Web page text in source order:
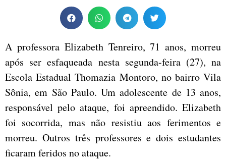
A professora Elizabeth Tenreiro, 71 anos, morreu
após ser esfaqueada nesta segunda-feira (27), na
Escola Estadual Thomazia Montoro, no bairro Vila
Sônia, em São Paulo. Um adolescente de 13 anos,
responsável pelo ataque, foi apreendido. Elizabeth
foi socorrida, mas não resistiu aos ferimentos e
morreu. Outros três professores e dois estudantes
ficaram feridos no ataque.